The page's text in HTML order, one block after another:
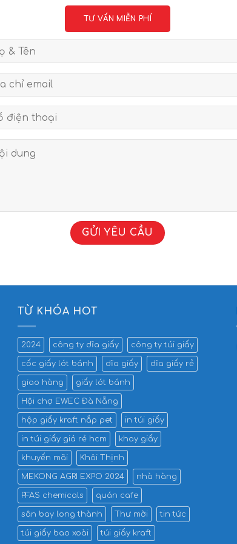
TƯ VẤN MIỄN PHÍ
TỪ KHÓA HOT
2024 công ty dĩa giấy công ty túi giấy
cốc giấy lót bánh dĩa giấy dĩa giấy rẻ
giao hàng giấy lót bánh
Hội chợ EWEC Đà Nẵng
hộp giấy kraft nắp pet in túi giấy
in túi giấy giá rẻ hcm khay giấy
khuyến mãi Khôi Thịnh
MEKONG AGRI EXPO 2024 nhà hàng
PFAS chemicals quán cafe
sân bay long thành Thư mời tin tức
túi giấy bao xoài túi giấy kraft